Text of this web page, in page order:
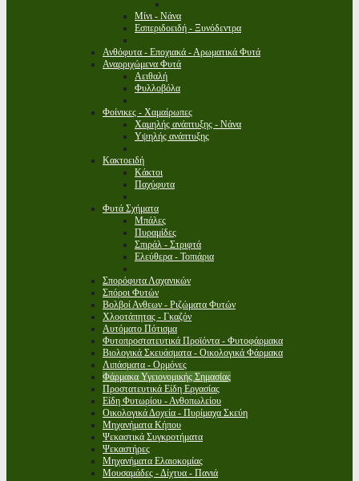
Μίνι - Νάνα
Εσπεριδοειδή - Ξυνόδεντρα
Ανθόφυτα - Εποχιακά - Αρωματικά Φυτά
Αναρριχώμενα Φυτά
Αειθαλή
Φυλλοβόλα
Φοίνικες - Χαμαίρωπες
Χαμηλής ανάπτυξης - Νάνα
Υψηλής ανάπτυξης
Κακτοειδή
Κάκτοι
Παχύφυτα
Φυτά Σχήματα
Μπάλες
Πυραμίδες
Σπιράλ - Στριφτά
Ελεύθερα - Τοπιάρια
Σπορόφυτα Λαχανικών
Σπόροι Φυτών
Βολβοί Ανθεων - Ριζώματα Φυτών
Χλοοτάπητας - Γκαζόν
Αυτόματο Πότισμα
Φυτοπροστατευτικά Προϊόντα - Φυτοφάρμακα
Βιολογικά Σκευάσματα - Οικολογικά Φάρμακα
Λιπάσματα - Ορμόνες
Φάρμακα Υγειονομικής Σημασίας
Προστατευτικά Είδη Εργασίας
Είδη Φυτωρίου - Ανθοπωλείου
Οικολογικά Δοχεία - Πυρίμαχα Σκεύη
Μηχανήματα Κήπου
Ψεκαστικά Συγκροτήματα
Ψεκαστήρες
Μηχανήματα Ελαιοκομίας
Μουσαμάδες - Δίχτυα - Πανιά